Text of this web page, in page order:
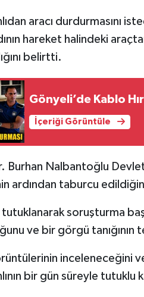
aracı durdurmasını
hareket halindeki araçtan
belirtti.
Gönyeli’de Kablo
İçeriği Görüntüle
Burhan Nalbantoğlu
ardından taburcu
tutuklanarak soruşturma
ve bir görgü
inceleneceğini
bir gün süreyle tutuklu